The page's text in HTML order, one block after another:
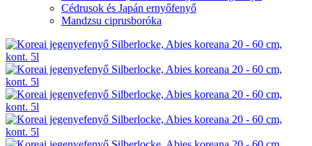
Cédrusok és Japán ernyőfenyő
Mandzsu ciprusboróka